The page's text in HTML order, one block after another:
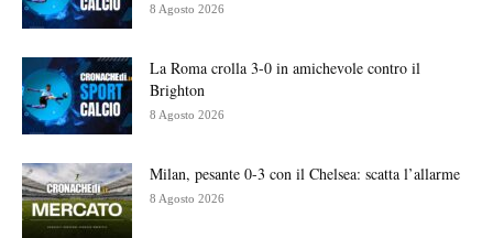
8 Agosto 2026
La Roma crolla 3-0 in amichevole contro il
Brighton
8 Agosto 2026
Milan, pesante 0-3 con il Chelsea: scatta l’allarme
8 Agosto 2026